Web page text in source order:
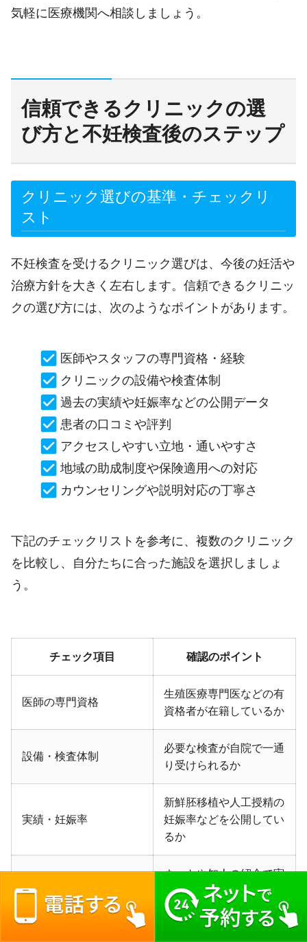
気軽に医療機関へ相談しましょう。
信頼できるクリニックの選
び方と不妊検査後のステップ
クリニック選びの基準・チェックリ
スト
不妊検査を受けるクリニック選びは、今後の妊活や
治療方針を大きく左右します。信頼できるクリニッ
クの選び方には、次のようなポイントがあります。
医師やスタッフの専門資格・経験
クリニックの設備や検査体制
過去の実績や妊娠率などの公開データ
患者の口コミや評判
アクセスしやすい立地・通いやすさ
地域の助成制度や保険適用への対応
カウンセリングや説明対応の丁寧さ
下記のチェックリストを参考に、複数のクリニック
を比較し、自分たちに合った施設を選択しましょ
う。
チェック項目 確認のポイント
医師の専門資格
生殖医療専門医などの有
資格者が在籍しているか
設備・検査体制
必要な検査が自院で一通
り受けられるか
実績・妊娠率
新鮮胚移植や人工授精の
妊娠率などを公開してい
るか
口コミ・評判
ネットや知人の紹介で実
際の体験談が確認できる
か